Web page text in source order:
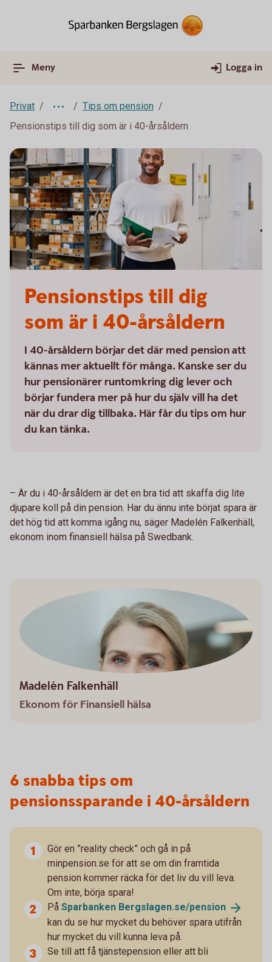
Meny Logga in
Privat
Tips om pension
Pensionstips till dig som är i 40-årsåldern
Pensionstips till dig
som är i 40-årsåldern
I 40-årsåldern börjar det där med pension att
kännas mer aktuellt för många. Kanske ser du
hur pensionärer runtomkring dig lever och
börjar fundera mer på hur du själv vill ha det
när du drar dig tillbaka. Här får du tips om hur
du kan tänka.
– Är du i 40-årsåldern är det en bra tid att skaffa dig lite
djupare koll på din pension. Har du ännu inte börjat spara är
det hög tid att komma igång nu, säger Madelén Falkenhäll,
ekonom inom finansiell hälsa på Swedbank.
Madelén Falkenhäll
Ekonom för Finansiell hälsa
6 snabba tips om
pensionssparande i 40-årsåldern
Gör en ”reality check” och gå in på
minpension.se för att se om din framtida
pension kommer räcka för det liv du vill leva.
Om inte, börja spara!
På Sparbanken Bergslagen.se/pension
kan du se hur mycket du behöver spara utifrån
hur mycket du vill kunna leva på.
Se till att få tjänstepension eller att bli